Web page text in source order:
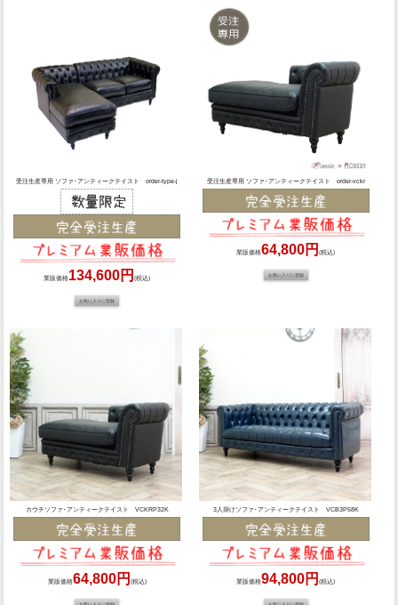
受注生産専用 ソファ･アンティークテイスト order-type-j
業販価格134,600円(税込)
受注生産専用 ソファ･アンティークテイスト order-vckr
業販価格64,800円(税込)
カウチソファ･アンティークテイスト VCKRP32K
業販価格64,800円 (税込)
3人掛けソファ･アンティークテイスト VCB3P58K
業販価格94,800円(税込)